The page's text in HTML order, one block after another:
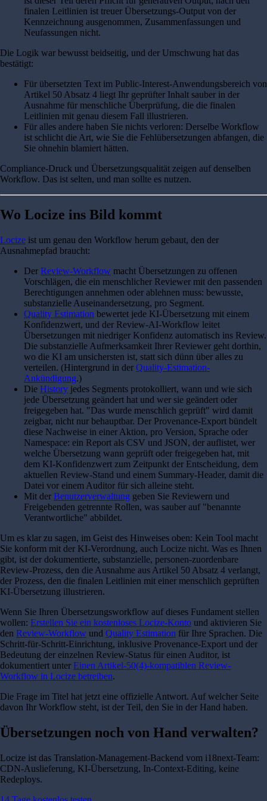
finalen Leitlinien ist treuer Übersetzungs-Output von der
Kennzeichnung ausgenommen, Zusammenfassungen und
Neufassungen nicht.
Die Logik war bewusst beidseitig, und der Umschwung hat das
bestätigt:
Für übersetzten Text im Public-Interest-Anwendungsbereich von
Artikel 50 Absatz 4 liegt Ihr geprüfter Inhalt sauber in der
Ausnahme für menschliche Überprüfung, die die finalen
Leitlinien mit genau diesem Fall illustrieren.
Für alles andere haben Sie nichts verloren: Derselbe Workflow
ist schlicht die Art, wie Sie die Fehlübersetzungen abfangen, die
Sie ohnehin blamiert hätten.
Compliance-Druck und Übersetzungsqualität zeigen auf denselben
Workflow. Das ist selten, und man sollte es nutzen.
Wo Locize ins Bild kommt
Locize ist um genau den Workflow herum gebaut, den der
Ausnahmepfad braucht:
Der Review-Workflow macht Übersetzungen zu offenen
Vorschlägen, die ein menschlicher Reviewer mit den passenden
Berechtigungen annehmen oder ablehnen muss: bewusste,
substanzielle Auseinandersetzung, pro Segment.
Quality Estimation bewertet jede KI-Übersetzung mit einem
Konfidenzwert, und der Review-AI-Workflow leitet
Übersetzungen mit niedriger Konfidenz automatisch ins Review.
Die substanzielle Aufmerksamkeit Ihrer Reviewer geht dorthin,
wo die KI am unsichersten ist, statt sich dünn über alles zu
verteilen. (Hintergrund in der Quality-Estimation-
Ankündigung.)
Die History jedes Segments protokolliert, wann und wie sich
jede Übersetzung geändert hat und wer sie geändert oder
freigegeben hat. "Das wurde menschlich geprüft" wird damit
zeigbar, nicht nur behauptbar. Der Provenance-Export bündelt
diese Nachweise in einer Aktion, pro Version, Sprache oder
Namespace: ein Report als CSV und JSON, der auflistet, wer
welche Übersetzung wann geprüft oder freigegeben hat, mit
dem KI-Konfidenzwert zum Zeitpunkt der Entscheidung, dem
aktuellen Review-Stand und einem Summary-Header, damit die
Datei vor einem Auditor für sich alleine steht.
Mit der Benutzerverwaltung geben Sie Reviewern und
Freigebenden getrennte Rollen, was sauber auf "benannte
Verantwortliche" abbildet.
Um es klar zu sagen, im Geist des Hinweises oben: Kein Tool macht
Sie konform mit der KI-Verordnung, auch Locize nicht. Was es Ihnen
gibt, ist der dokumentierte, substanzielle, personen-zuordenbare
Review-Prozess, den die Ausnahme aus Artikel 50 Absatz 4 verlangt,
der Prozess, den die finalen Leitlinien mit einer menschlich geprüften
KI-Übersetzung illustrieren.
Wenn Sie Ihren Übersetzungsworkflow auf dieses Fundament stellen
wollen: Erstellen Sie ein kostenloses Locize-Konto und aktivieren Sie
den Review-Workflow und Quality Estimation für Ihre Sprachen. Die
Schritt-für-Schritt-Einrichtung, inklusive Provenance-Export und der
Bedeutung der einzelnen Review-Status für einen Auditor, ist
dokumentiert unter Einen Artikel-50(4)-kompatiblen Review-
Workflow in Locize betreiben.
Die Frage im Titel hat jetzt eine offizielle Antwort. Auf welcher Seite
davon Ihr Workflow steht, ist der Teil, den Sie in der Hand haben.
Übersetzungen noch von Hand verwalten?
Locize ist das Translation-Management-Backend vom i18next-Team:
CDN-Auslieferung, KI-Übersetzung, In-Context-Editing, keine
Redeploys.